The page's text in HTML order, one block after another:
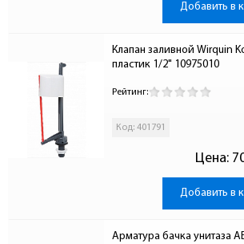
Добавить в
Клапан заливной Wirquin
пластик 1/2" 10975010
Рейтинг:
Код: 401791
Цена:
Добавить в
Арматура бачка унитаза